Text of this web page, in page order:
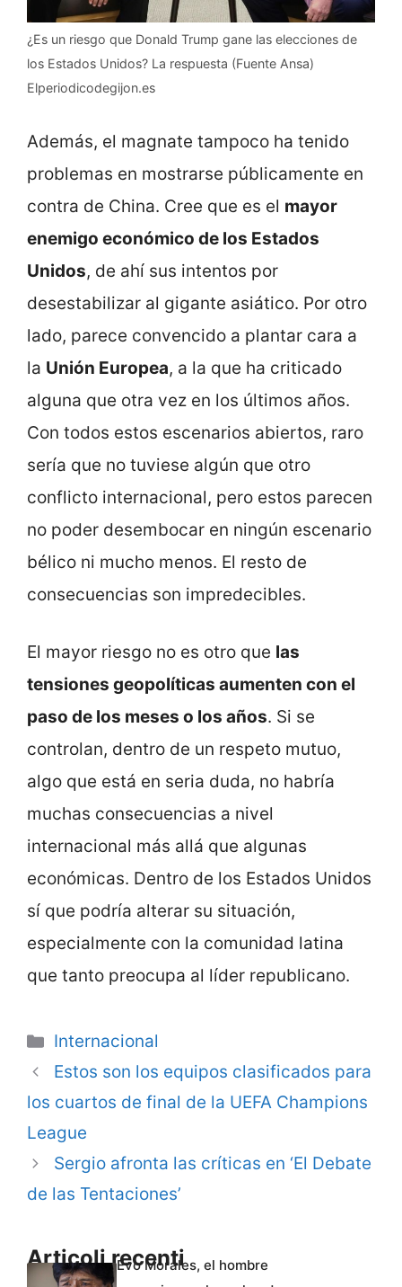
¿Es un riesgo que Donald Trump gane las elecciones de
los Estados Unidos? La respuesta (Fuente Ansa)
Elperiodicodegijon.es
Además, el magnate tampoco ha tenido
problemas en mostrarse públicamente en
contra de China. Cree que es el mayor
enemigo económico de los Estados
Unidos, de ahí sus intentos por
desestabilizar al gigante asiático. Por otro
lado, parece convencido a plantar cara a
la Unión Europea, a la que ha criticado
alguna que otra vez en los últimos años.
Con todos estos escenarios abiertos, raro
sería que no tuviese algún que otro
conflicto internacional, pero estos parecen
no poder desembocar en ningún escenario
bélico ni mucho menos. El resto de
consecuencias son impredecibles.
El mayor riesgo no es otro que las
tensiones geopolíticas aumenten con el
paso de los meses o los años. Si se
controlan, dentro de un respeto mutuo,
algo que está en seria duda, no habría
muchas consecuencias a nivel
internacional más allá que algunas
económicas. Dentro de los Estados Unidos
sí que podría alterar su situación,
especialmente con la comunidad latina
que tanto preocupa al líder republicano.
Categorie
Internacional
Estos son los equipos clasificados para
los cuartos de final de la UEFA Champions
League
Sergio afronta las críticas en ‘El Debate
de las Tentaciones’
Articoli recentiEvo Morales, el hombre